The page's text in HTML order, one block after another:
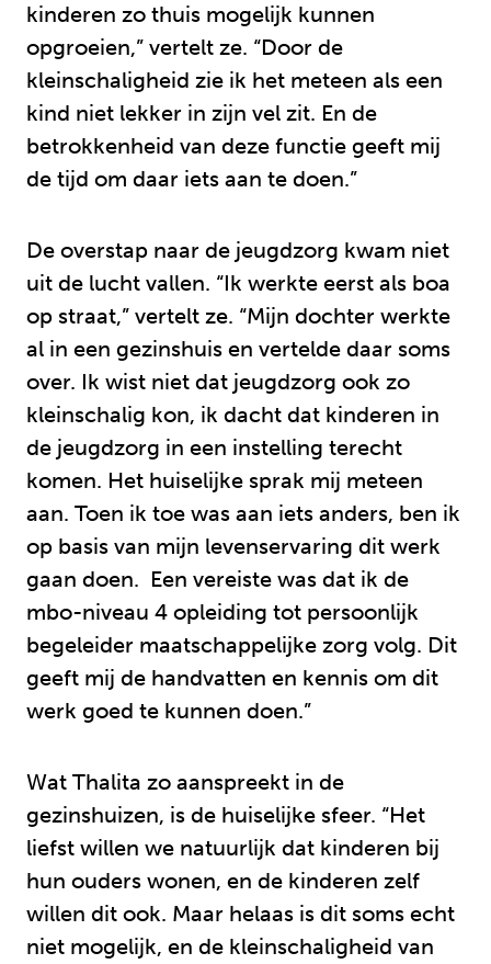
kinderen zo thuis mogelijk kunnen
opgroeien,” vertelt ze. “Door de
kleinschaligheid zie ik het meteen als een
kind niet lekker in zijn vel zit. En de
betrokkenheid van deze functie geeft mij
de tijd om daar iets aan te doen.”
De overstap naar de jeugdzorg kwam niet
uit de lucht vallen. “Ik werkte eerst als boa
op straat,” vertelt ze. “Mijn dochter werkte
al in een gezinshuis en vertelde daar soms
over. Ik wist niet dat jeugdzorg ook zo
kleinschalig kon, ik dacht dat kinderen in
de jeugdzorg in een instelling terecht
komen. Het huiselijke sprak mij meteen
aan. Toen ik toe was aan iets anders, ben ik
op basis van mijn levenservaring dit werk
gaan doen. Een vereiste was dat ik de
mbo-niveau 4 opleiding tot persoonlijk
begeleider maatschappelijke zorg volg. Dit
geeft mij de handvatten en kennis om dit
werk goed te kunnen doen.”
Wat Thalita zo aanspreekt in de
gezinshuizen, is de huiselijke sfeer. “Het
liefst willen we natuurlijk dat kinderen bij
hun ouders wonen, en de kinderen zelf
willen dit ook. Maar helaas is dit soms echt
niet mogelijk, en de kleinschaligheid van